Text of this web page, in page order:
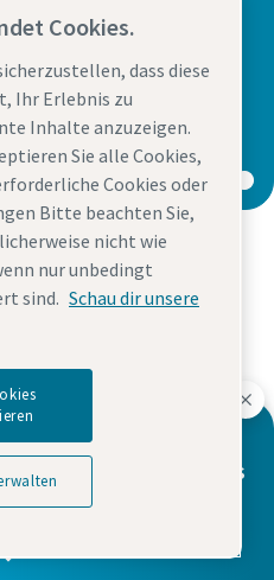
Dosierprozess
gleichbleibende
in jedem
Sie uns noch heute,
zu finden.
die Dosier-,
von Atlas
Cookies.
dass diese
Ihr Erlebnis zu
Inhalte anzuzeigen.
Sie alle Cookies,
Cookies oder
Bitte beachten Sie,
nicht wie
nur unbedingt
sind. Schau dir unsere